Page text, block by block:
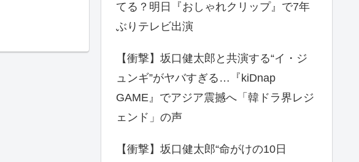
てる？明日『おしゃれクリップ』で7年
ぶりテレビ出演
【衝撃】坂口健太郎と共演する“イ・ジ
ュンギ”がヤバすぎる…『kiDnap
GAME』でアジア震撼へ「韓ドラ界レジ
ェンド」の声
【衝撃】坂口健太郎“命がけの10日